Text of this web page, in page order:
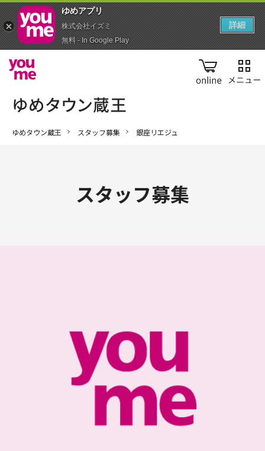
online
ゆめタウン蔵王 スタッフ募集 銀座リエジュ
スタッフ募集
ゆめアプ‪リ‬
株式会社イズミ
無料 - In Google Play
詳細